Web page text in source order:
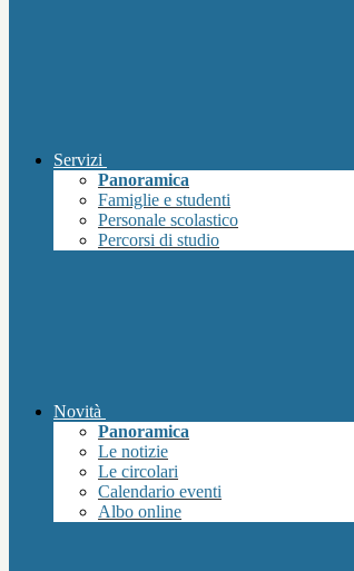
Servizi
Panoramica
Famiglie e studenti
Personale scolastico
Percorsi di studio
Novità
Panoramica
Le notizie
Le circolari
Calendario eventi
Albo online